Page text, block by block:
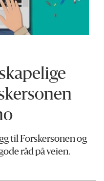
til Forskersonen og
råd på veien.